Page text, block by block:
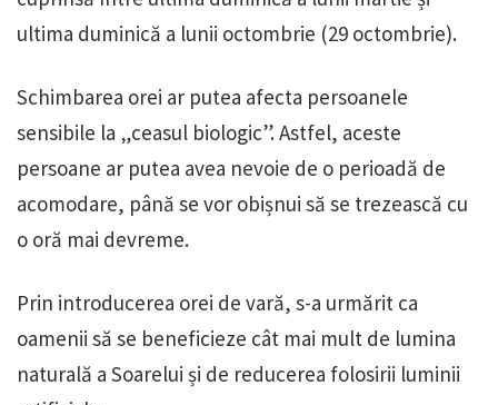
ultima duminică a lunii octombrie (29 octombrie).
Schimbarea orei ar putea afecta persoanele
sensibile la „ceasul biologic”. Astfel, aceste
persoane ar putea avea nevoie de o perioadă de
acomodare, până se vor obișnui să se trezească cu
o oră mai devreme.
Prin introducerea orei de vară, s-a urmărit ca
oamenii să se beneficieze cât mai mult de lumina
naturală a Soarelui și de reducerea folosirii luminii